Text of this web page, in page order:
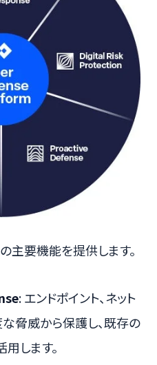
主要機能を提供します。
: エンドポイント、ネット
な脅威から保護し、既存の
します。